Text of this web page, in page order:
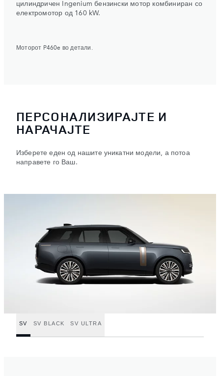
цилиндричен Ingenium бензински мотор комбиниран со
електромотор од 160 kW.
Моторот P460e во детали.
ПЕРСОНАЛИЗИРАЈТЕ И
НАРАЧАЈТЕ
Изберете еден од нашите уникатни модели, а потоа
направете го Ваш.
SV SV BLACK SV ULTRA